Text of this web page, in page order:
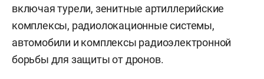
включая турели, зенитные артиллерийские
комплексы, радиолокационные системы,
автомобили и комплексы радиоэлектронной
борьбы для защиты от дронов.